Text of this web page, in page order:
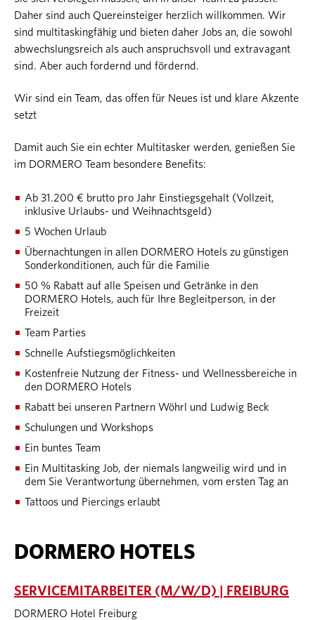
Daher sind auch Quereinsteiger herzlich willkommen. Wir
sind multitaskingfähig und bieten daher Jobs an, die sowohl
abwechslungsreich als auch anspruchsvoll und extravagant
sind. Aber auch fordernd und fördernd.
Wir sind ein Team, das offen für Neues ist und klare Akzente
setzt
Damit auch Sie ein echter Multitasker werden, genießen Sie
im DORMERO Team besondere Benefits:
Ab 31.200 € brutto pro Jahr Einstiegsgehalt (Vollzeit,
inklusive Urlaubs- und Weihnachtsgeld)
5 Wochen Urlaub
Übernachtungen in allen DORMERO Hotels zu günstigen
Sonderkonditionen, auch für die Familie
50 % Rabatt auf alle Speisen und Getränke in den
DORMERO Hotels, auch für Ihre Begleitperson, in der
Freizeit
Team Parties
Schnelle Aufstiegsmöglichkeiten
Kostenfreie Nutzung der Fitness- und Wellnessbereiche in
den DORMERO Hotels
Rabatt bei unseren Partnern Wöhrl und Ludwig Beck
Schulungen und Workshops
Ein buntes Team
Ein Multitasking Job, der niemals langweilig wird und in
dem Sie Verantwortung übernehmen, vom ersten Tag an
Tattoos und Piercings erlaubt
DORMERO HOTELS
SERVICEMITARBEITER (M/W/D) | FREIBURG
DORMERO Hotel Freiburg